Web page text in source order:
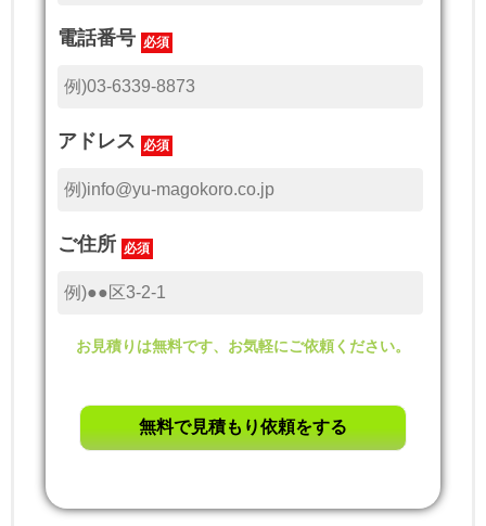
電話番号 必須
アドレス 必須
ご住所 必須
お見積りは無料です、お気軽にご依頼ください。